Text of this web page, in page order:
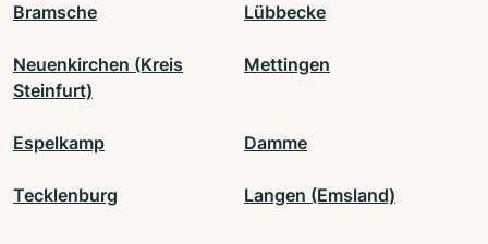
Bramsche Lübbecke
Neuenkirchen (Kreis
Steinfurt)
Mettingen
Espelkamp Damme
Tecklenburg Langen (Emsland)